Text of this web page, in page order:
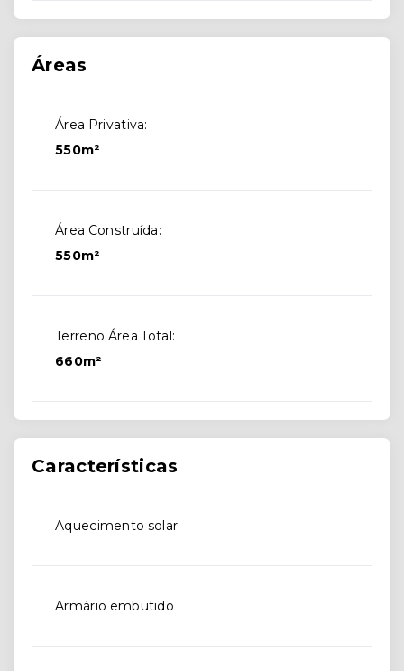
Áreas
Área Privativa:
550m²
Área Construída:
550m²
Terreno Área Total:
660m²
Características
Aquecimento solar
Armário embutido